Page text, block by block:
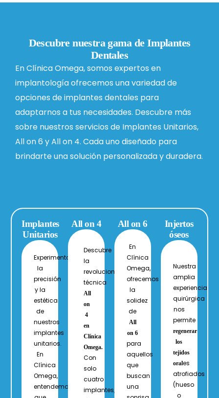
Descubre nuestra gama de Implantes
Dentales
En Clínica Omega, somos expertos en
implantología ofrecemos una variedad de
opciones de implantes dentales para
adaptarnos a tus necesidades. Descubre más
sobre nuestros servicios de Implantes Unitarios,
All on 6 y All on 4. Cada uno diseñado para
brindarte una solución personalizada y duradera.
Implantes
Unitarios
Experimenta
la
precisión
y la
estética
de
nuestros
implantes
unitarios.
En
Clínica
Omega,
entendemos
All on 4
Descubre
la
revolucionaria
técnica
All
on
4
en
Clínica
Omega.
Con
solo
cuatro
implantes,
All on 6
En
Clínica
Omega,
ofrecemos
la
solidez
de
All
on 6
para
aquellos
que
buscan
una
Injertos
óseos
Nuestra
amplia
experiencia
quirúrgica
nos
permite
regenerar
los
tejidos
orales
atrofiados
(hueso
o